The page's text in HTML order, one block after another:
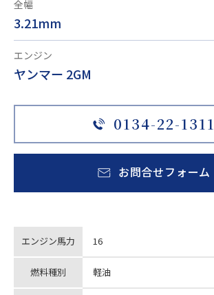
全幅
3.21mm
エンジン
ヤンマー 2GM
0134-22-1311
お問合せフォーム
エンジン馬力 16
燃料種別 軽油